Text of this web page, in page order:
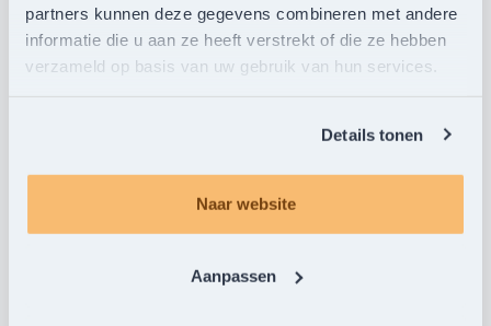
partners kunnen deze gegevens combineren met andere
informatie die u aan ze heeft verstrekt of die ze hebben
verzameld op basis van uw gebruik van hun services.
Details tonen
Naar website
Aanpassen
Upload
bestand(en)
MAX 100MB, bij voorkeur PDF
EXTRA PRODUCT TOEVOEGEN